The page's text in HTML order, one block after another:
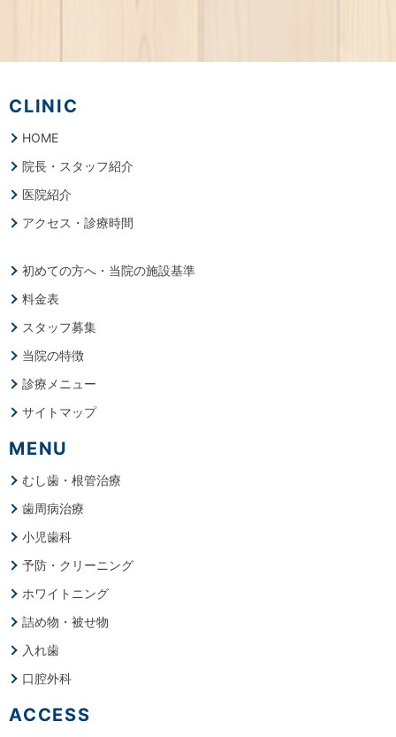
CLINIC
HOME
院長・スタッフ紹介
医院紹介
アクセス・診療時間
初めての方へ・当院の施設基準
料金表
スタッフ募集
当院の特徴
診療メニュー
サイトマップ
MENU
むし歯・根管治療
歯周病治療
小児歯科
予防・クリーニング
ホワイトニング
詰め物・被せ物
入れ歯
口腔外科
ACCESS